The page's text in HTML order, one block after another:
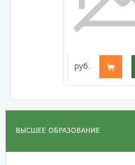
ВЫСШЕЕ ОБРАЗОВАНИЕ
руб.